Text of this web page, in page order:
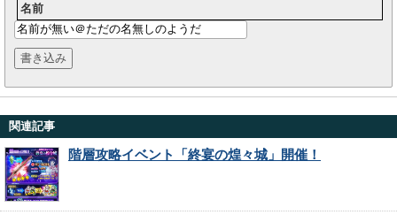
名前
関連記事
階層攻略イベント「終宴の煌々城」開催！